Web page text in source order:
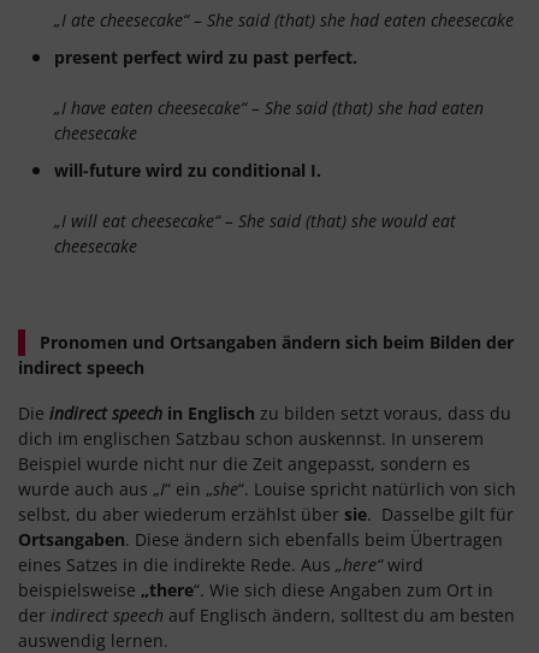
„I ate cheesecake“ – She said (that) she had eaten cheesecake
present perfect wird zu past perfect.
„I have eaten cheesecake“ – She said (that) she had eaten
cheesecake
will-future wird zu conditional I.
„I will eat cheesecake“ – She said (that) she would eat
cheesecake
Pronomen und Ortsangaben ändern sich beim Bilden der
indirect speech
Die indirect speech in Englisch zu bilden setzt voraus, dass du
dich im englischen Satzbau schon auskennst. In unserem
Beispiel wurde nicht nur die Zeit angepasst, sondern es
wurde auch aus „I“ ein „she“. Louise spricht natürlich von sich
selbst, du aber wiederum erzählst über sie. Dasselbe gilt für
Ortsangaben. Diese ändern sich ebenfalls beim Übertragen
eines Satzes in die indirekte Rede. Aus „here“wird
beispielsweise „there“. Wie sich diese Angaben zum Ort in
der indirect speech auf Englisch ändern, solltest du am besten
auswendig lernen.